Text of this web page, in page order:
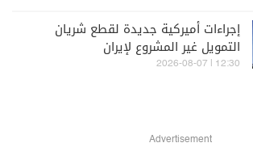
إجراءات أميركية جديدة لقطع شريان
التمويل غير المشروع لإيران
12:30 | 2026-08-07
Advertisement